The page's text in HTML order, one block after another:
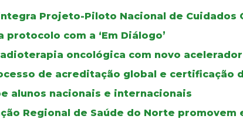
Projeto-Piloto Nacional de Cuidados
protocolo com a ‘Em Diálogo’
oncológica com novo
de acreditação global e certificação
alunos nacionais e internacionais
Regional de Saúde do Norte